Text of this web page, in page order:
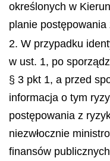
określonych w
planie postępowania
2. W przypadku
w ust. 1, po
§ 3 pkt 1, a przed
informacja o tym
postępowania z
niezwłocznie
finansów